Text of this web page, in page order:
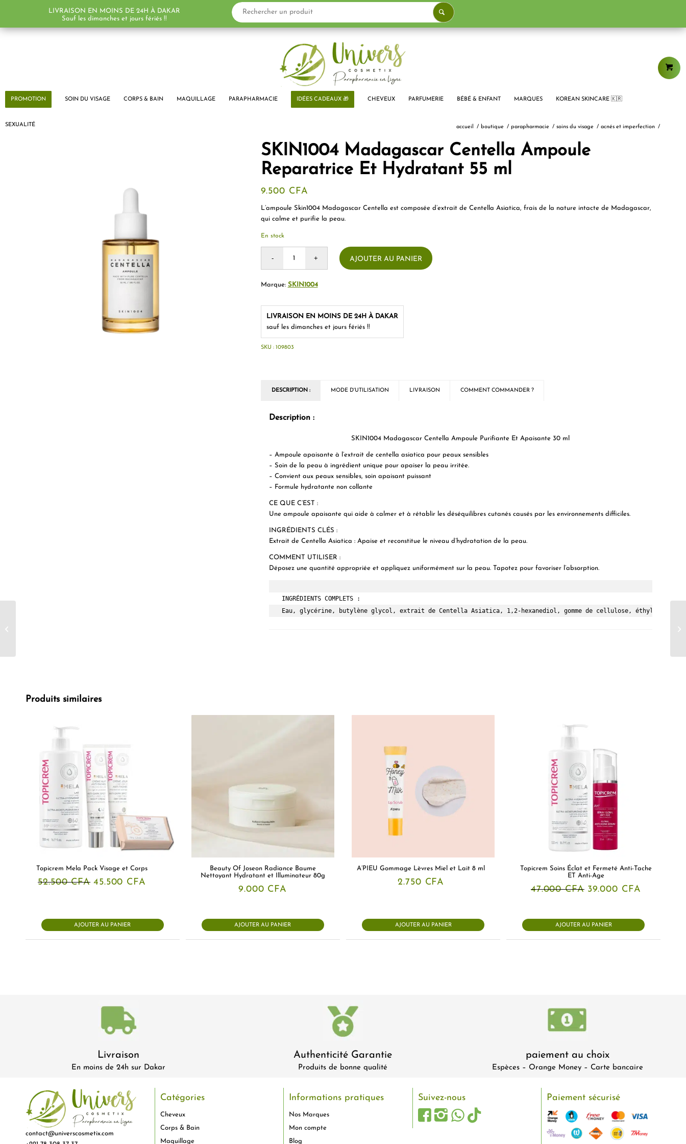
PROMOTION SOIN DU VISAGE CORPS & BAIN MAQUILLAGE PARAPHARMACIE IDÉES CADEAUX 🎁 CHEVEUX PARFUMERIE BÉBÉ & ENFANT MARQUES KOREAN SKINCARE 🇰🇷
SEXUALITÉ accueil / boutique / parapharmacie / soins du visage / acnés et imperfection /
SKIN1004 Madagascar Centella Ampoule
Reparatrice Et Hydratant 55 ml
9.500 CFA
L’ampoule Skin1004 Madagascar Centella est composée d’extrait de Centella Asiatica, frais de la nature intacte de Madagascar,
qui calme et purifie la peau.
En stock
AJOUTER AU PANIER
Marque: SKIN1004
LIVRAISON EN MOINS DE 24H À DAKAR
sauf les dimanches et jours fériés !!
SKU : 109803
DESCRIPTION : MODE D'UTILISATION LIVRAISON COMMENT COMMANDER ?
Description :
SKIN1004 Madagascar Centella Ampoule Purifiante Et Apaisante 30 ml
– Ampoule apaisante à l’extrait de centella asiatica pour peaux sensibles
– Soin de la peau à ingrédient unique pour apaiser la peau irritée.
– Convient aux peaux sensibles, soin apaisant puissant
– Formule hydratante non collante
CE QUE C’EST :
Une ampoule apaisante qui aide à calmer et à rétablir les déséquilibres cutanés causés par les environnements difficiles.
INGRÉDIENTS CLÉS :
Extrait de Centella Asiatica : Apaise et reconstitue le niveau d’hydratation de la peau.
COMMENT UTILISER :
Déposez une quantité appropriée et appliquez uniformément sur la peau. Tapotez pour favoriser l’absorption.
Eau, glycérine, butylène glycol, extrait de Centella Asiatica, 1,2-hexanediol, gomme de cellulose,
Produits similaires
Topicrem Mela Pack Visage et Corps
52.500CFA Le
45.500 CFA
AJOUTER AU PANIER
Beauty Of Joseon Radiance Baume
Nettoyant Hydratant et Illuminateur 80g
9.000 CFA
AJOUTER AU PANIER
A’PIEU Gommage Lèvres Miel et Lait 8 ml
2.750 CFA
AJOUTER AU PANIER
Topicrem Soins Éclat et Fermeté Anti-Tache
ET Anti-Age
47.000CFA Le
47.000 CFA.
39.000 CFA
39.000
AJOUTER AU PANIER
LIVRAISON EN MOINS DE 24H À DAKAR
Sauf les dimanches et jours fériés !!
Livraison
En moins de 24h sur Dakar
Authenticité Garantie
Produits de bonne qualité
paiement au choix
Espèces – Orange Money – Carte bancaire
contact@universcosmetix.com
Catégories
Cheveux
Corps & Bain
Maquillage
Informations pratiques
Nos Marques
Mon compte
Blog
Suivez-nous Paiement sécurisé